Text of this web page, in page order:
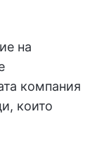
на
компания
които